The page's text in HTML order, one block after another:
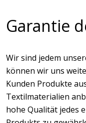
Garantie
Wir sind jedem
können wir uns
Kunden Produkte
Textilmaterialien
hohe Qualität jedes